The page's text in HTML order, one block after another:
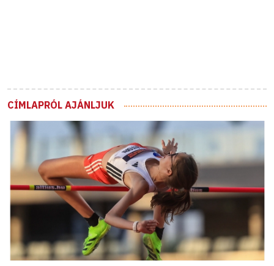
CÍMLAPRÓL AJÁNLJUK